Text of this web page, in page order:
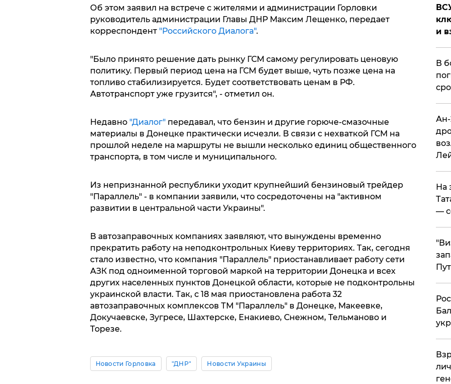
Об этом заявил на встрече с жителями и администрации Горловки
руководитель администрации Главы ДНР Максим Лещенко, передает
корреспондент "Российского Диалога".
"Было принято решение дать рынку ГСМ самому регулировать ценовую
политику. Первый период цена на ГСМ будет выше, чуть позже цена на
топливо стабилизируется. Будет соответствовать ценам в РФ.
Автотранспорт уже грузится", - отметил он.
Недавно "Диалог" передавал, что бензин и другие горюче-смазочные
материалы в Донецке практически исчезли. В связи с нехваткой ГСМ на
прошлой неделе на маршруты не вышли несколько единиц общественного
транспорта, в том числе и муниципального.
Из непризнанной республики уходит крупнейший бензиновый трейдер
"Параллель" - в компании заявили, что сосредоточены на "активном
развитии в центральной части Украины".
В автозаправочных компаниях заявляют, что вынуждены временно
прекратить работу на неподконтрольных Киеву территориях. Так, сегодня
стало известно, что компания "Параллель" приостанавливает работу сети
АЗК под одноименной торговой маркой на территории Донецка и всех
других населенных пунктов Донецкой области, которые не подконтрольны
украинской власти. Так, с 18 мая приостановлена работа 32
автозаправочных комплексов ТМ "Параллель" в Донецке, Макеевке,
Докучаевске, Зугресе, Шахтерске, Енакиево, Снежном, Тельманово и
Торезе.
Новости Горловка "ДНР" Новости Украины
и
В
Ан-
На
—